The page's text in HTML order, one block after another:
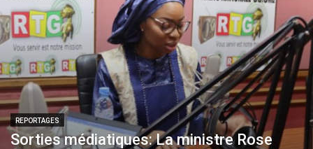
REPORTAGES
Sorties médiatiques: La ministre Rose